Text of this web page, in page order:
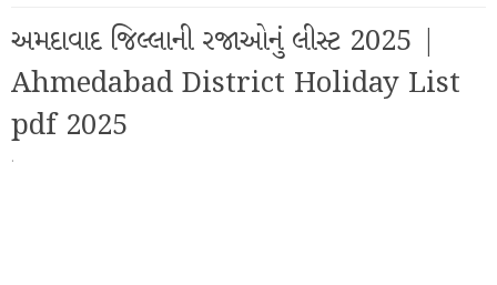
અમદાવાદ જિલ્લાની રજાઓનું લીસ્ટ 2025 |
Ahmedabad District Holiday List
pdf 2025
·